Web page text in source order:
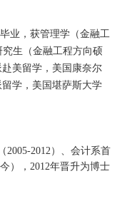
业，获管理学（金融工
生（金融工程方向硕
美留学，美国康奈尔
学，美国堪萨斯大学
2005-2012）、会计系首
）， 2012年晋升为博士